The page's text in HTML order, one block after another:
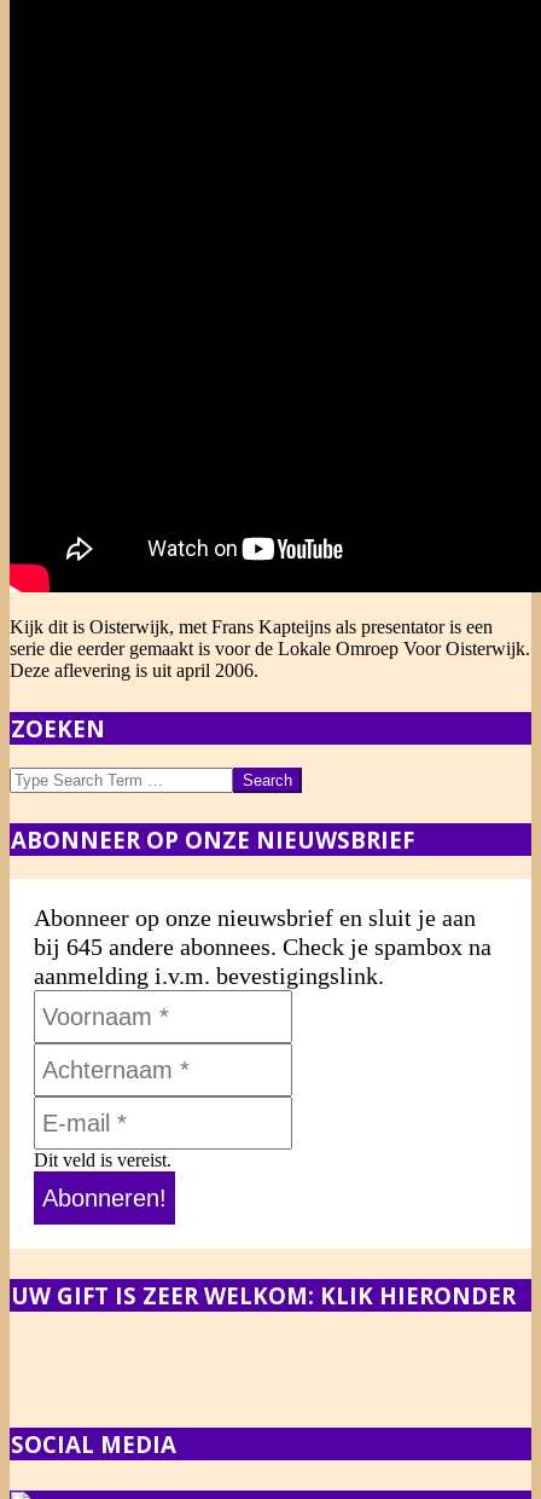
Kijk dit is Oisterwijk, met Frans Kapteijns als presentator is een
serie die eerder gemaakt is voor de Lokale Omroep Voor Oisterwijk.
Deze aflevering is uit april 2006.
2013-
12-
ZOEKEN
Search
ABONNEER OP ONZE NIEUWSBRIEF
Abonneer op onze nieuwsbrief en sluit je aan
bij 645 andere abonnees. Check je spambox na
aanmelding i.v.m. bevestigingslink.
Dit veld is vereist.
UW GIFT IS ZEER WELKOM: KLIK HIERONDER
SOCIAL MEDIA